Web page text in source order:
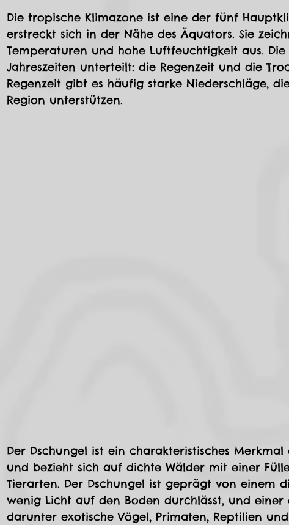
Die tropische Klimazone ist eine der fünf
erstreckt sich in der Nähe des Äquators. Sie
Temperaturen und hohe Luftfeuchtigkeit aus.
Jahreszeiten unterteilt: die Regenzeit und die
Regenzeit gibt es häufig starke Niederschläge,
Region unterstützen.
Der Dschungel ist ein charakteristisches
und bezieht sich auf dichte Wälder mit einer
Tierarten. Der Dschungel ist geprägt von einem
wenig Licht auf den Boden durchlässt, und
darunter exotische Vögel, Primaten, Reptilien